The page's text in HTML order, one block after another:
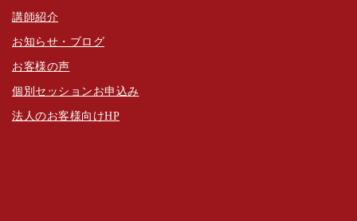
講師紹介
お知らせ・ブログ
お客様の声
個別セッションお申込み
法人のお客様向けHP